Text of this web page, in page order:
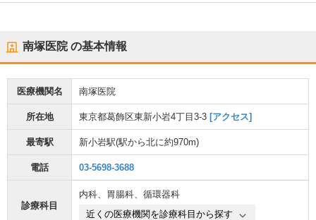
南塚医院の基本情報
医療機関名 南塚医院
所在地 東京都葛飾区東新小岩4丁目3-3 [アクセス]
最寄駅 新小岩駅(駅から北に約970m)
電話 03-5698-3688
診療科目
内科、 胃腸科、 循環器科
近くの医療機関を診療科目から探す